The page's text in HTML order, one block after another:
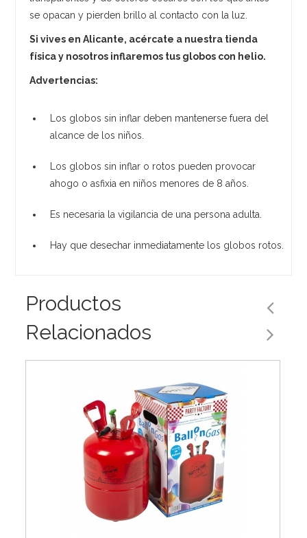
se opacan y pierden brillo al contacto con la luz.
Si vives en Alicante, acércate a nuestra tienda
física y nosotros inflaremos tus globos con helio.
Advertencias:
Los globos sin inflar deben mantenerse fuera del
alcance de los niños.
Los globos sin inflar o rotos pueden provocar
ahogo o asfixia en niños menores de 8 años.
Es necesaria la vigilancia de una persona adulta.
Hay que desechar inmediatamente los globos rotos.
Productos
Relacionados